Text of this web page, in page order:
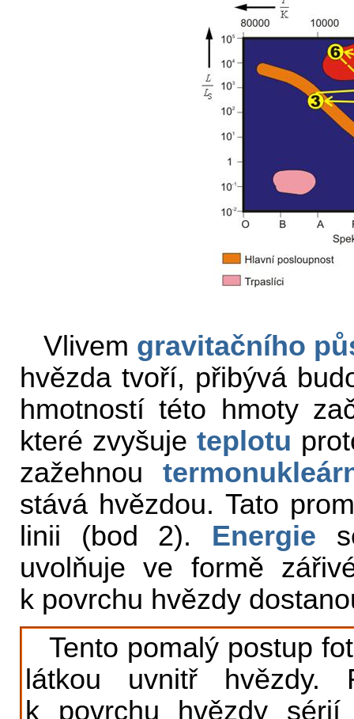
Vlivem gravitačního
hvězda tvoří, přibývá
hmotností této hmoty
které zvyšujeteplotu
zažehnou
stává hvězdou. Tato
linii (bod 2). Energie
uvolňuje ve formě
k povrchu hvězdy
Tento pomalý postup
látkou uvnitř hvězdy.
k povrchu hvězdy